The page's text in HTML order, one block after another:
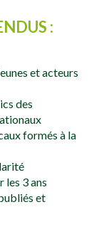
:
et acteurs
des
formés à la
les 3 ans
et